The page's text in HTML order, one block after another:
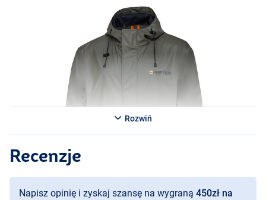
Rozwiń
Recenzje
Napisz opinię i zyskaj szansę na wygraną 450zł na